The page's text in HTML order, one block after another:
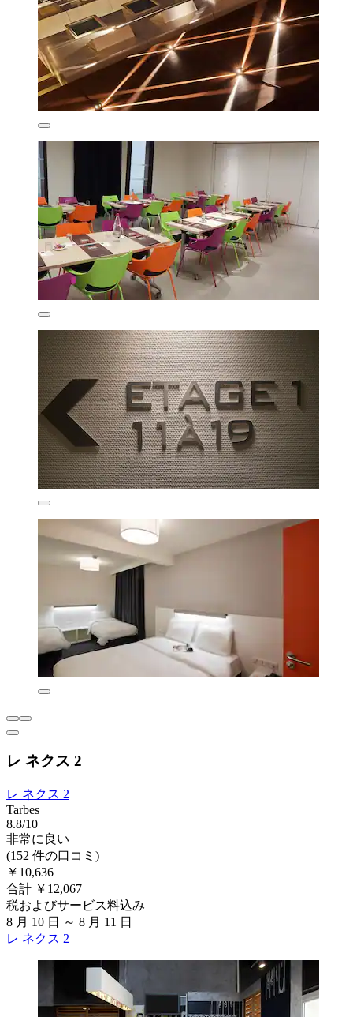
レ ネクス 2
レ ネクス 2
Tarbes
8.8/10
非常に良い
(152 件の口コミ)
￥10,636
合計 ￥12,067
税およびサービス料込み
8 月 10 日 ～ 8 月 11 日
レ ネクス 2